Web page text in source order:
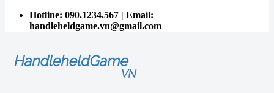
Hotline: 090.1234.567 | Email:
handleheldgame.vn@gmail.com